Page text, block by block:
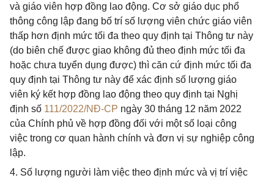
và giáo viên hợp đồng lao động. Cơ sở giáo dục phổ
thông công lập đang bố trí số lượng viên chức giáo viên
thấp hơn định mức tối đa theo quy định tại Thông tư này
(do biên chế được giao không đủ theo định mức tối đa
hoặc chưa tuyển dụng được) thì căn cứ định mức tối đa
quy định tại Thông tư này để xác định số lượng giáo
viên ký kết hợp đồng lao động theo quy định tại Nghị
định số 111/2022/NĐ-CP ngày 30 tháng 12 năm 2022
của Chính phủ về hợp đồng đối với một số loại công
việc trong cơ quan hành chính và đơn vị sự nghiệp công
lập.
4. Số lượng người làm việc theo định mức và vị trí việc